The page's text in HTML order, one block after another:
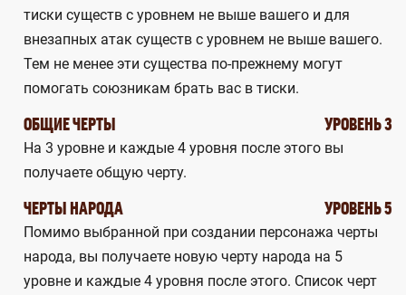
тиски существ с уровнем не выше вашего и для
внезапных атак существ с уровнем не выше вашего.
Тем не менее эти существа по-прежнему могут
помогать союзникам брать вас в тиски.
ОБЩИЕ ЧЕРТЫ УРОВЕНЬ 3
На 3 уровне и каждые 4 уровня после этого вы
получаете общую черту.
ЧЕРТЫ НАРОДА УРОВЕНЬ 5
Помимо выбранной при создании персонажа черты
народа, вы получаете новую черту народа на 5
уровне и каждые 4 уровня после этого. Список черт